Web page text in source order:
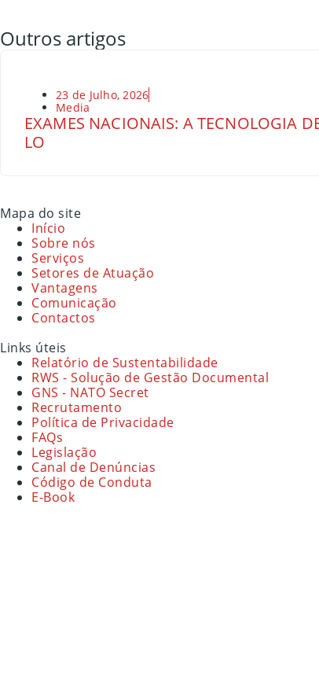
Outros artigos
23 de Julho, 2026
Media
EXAMES NACIONAIS: A TECNOLOGIA
LO
Mapa do site
Início
Sobre nós
Serviços
Setores de Atuação
Vantagens
Comunicação
Contactos
Links úteis
Relatório de Sustentabilidade
RWS - Solução de Gestão Documental
GNS - NATO Secret
Recrutamento
Política de Privacidade
FAQs
Legislação
Canal de Denúncias
Código de Conduta
E-Book